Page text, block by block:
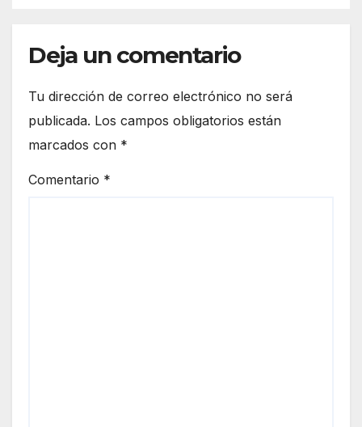
Deja un comentario
Tu dirección de correo electrónico no será
publicada. Los campos obligatorios están
marcados con *
Comentario *